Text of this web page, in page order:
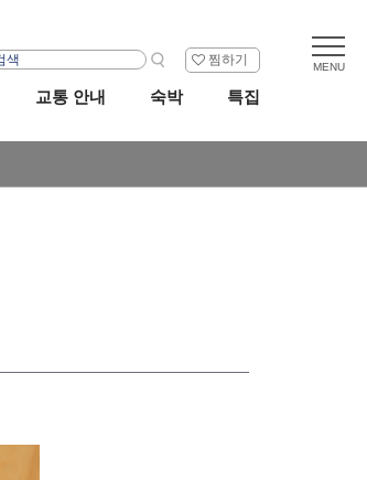
찜하기
교통 안내 숙박 특집